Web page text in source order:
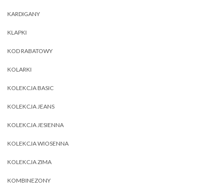
KARDIGANY
KLAPKI
KOD RABATOWY
KOLARKI
KOLEKCJA BASIC
KOLEKCJA JEANS
KOLEKCJA JESIENNA
KOLEKCJA WIOSENNA
KOLEKCJA ZIMA
KOMBINEZONY